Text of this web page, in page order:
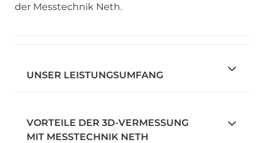
der Messtechnik Neth.
UNSER LEISTUNGSUMFANG
VORTEILE DER 3D-VERMESSUNG
MIT MESSTECHNIK NETH